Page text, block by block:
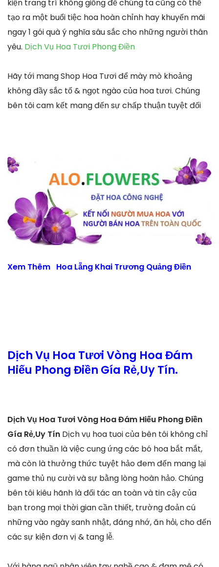
kiện trang trí không giống để chúng ta cũng có thể
tạo ra một buổi tiệc hoa hoàn chỉnh hay khuyến mãi
ngay 1 gói quà ý nghĩa sâu sắc cho những người thân
yêu. Dịch Vụ Hoa Tươi Phong Điền
Hãy tới mang Shop Hoa Tươi để mày mò khoảng
không đầy sắc tố & ngọt ngào của hoa tươi. Chúng
bên tôi cam kết mang đến sự chấp thuận tuyệt đối
Xem Thêm Hoa Lẵng Khai Trương Quảng Điền
Dịch Vụ Hoa Tươi Vòng Hoa Đám
Hiếu Phong Điền Gía Rẻ,Uy Tín.
Dịch Vụ Hoa Tươi Vòng Hoa Đám Hiếu Phong Điền
Gía Rẻ,Uy Tín Dịch vụ hoa tuoi của bên tôi không chỉ
có đơn thuần là việc cung ứng các bó hoa bắt mắt,
mà còn là thưởng thức tuyệt hảo đem đến mang lại
game thủ nụ cười và sự bằng lòng hoàn hảo. Chúng
bên tôi kiêu hãnh là đối tác an toàn và tin cậy của
bạn trong mọi thời gian cần thiết, trường đoản cú
những vào ngày sanh nhật, đáng nhớ, ăn hỏi, cho đến
các sự kiện đơn vị & tang lễ.